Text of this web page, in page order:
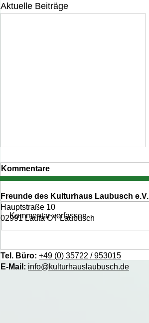
Aktuelle Beiträge
27.02.2026
Kommentare
Kommentar verfassen...
Freunde des Kulturhaus Laubusch e.V.
Hauptstraße 10
02991 Lauta OT Laubusch
Tel. Büro: +49 (0) 35722 / 953015
E-Mail: info@kulturhauslaubusch.de